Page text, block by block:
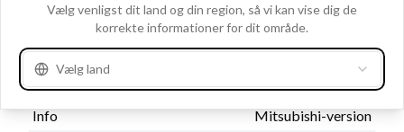
Volt
24
Katalog oplysninger
Info
Mitsubishi-version
Vælg venligst dit land og din region, så vi kan vise dig de
korrekte informationer for dit område.
Vælg land